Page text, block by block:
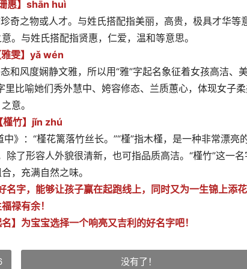
珊惠】shān huì
奇之物或人才。与姓氏搭配指美丽，高贵，极具才华等
。与姓氏搭配指贤惠，仁爱，温和等意思。
雅雯】yǎ wén
和风度娴静文雅，所以用“雅”字起名象征着女孩高洁、
比喻她们秀外慧中、姱容修态、兰质蕙心，体现女子
之意。
槿竹】jǐn zhú
》：“槿花篱落竹丝长。”“槿”指木槿，是一种非常漂亮
了形容人外貌很清新，也可指品质高洁。“槿竹”这一名
，充满自然之味。
字，能够让孩子赢在起跑线上，同时又为一生锦上添花
禄有余！
】为宝宝选择一个响亮又吉利的好名字吧！
没有了！